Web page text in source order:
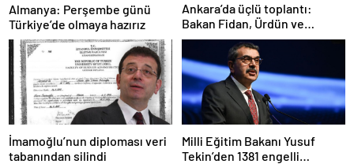
Almanya: Perşembe günü
Türkiye’de olmaya hazırız
Ankara’da üçlü toplantı:
Bakan Fidan, Ürdün ve
Suriyeli mevkidaşlarıyla
görüştü
İmamoğlu’nun diploması veri
tabanından silindi
Milli Eğitim Bakanı Yusuf
Tekin’den 1381 engelli